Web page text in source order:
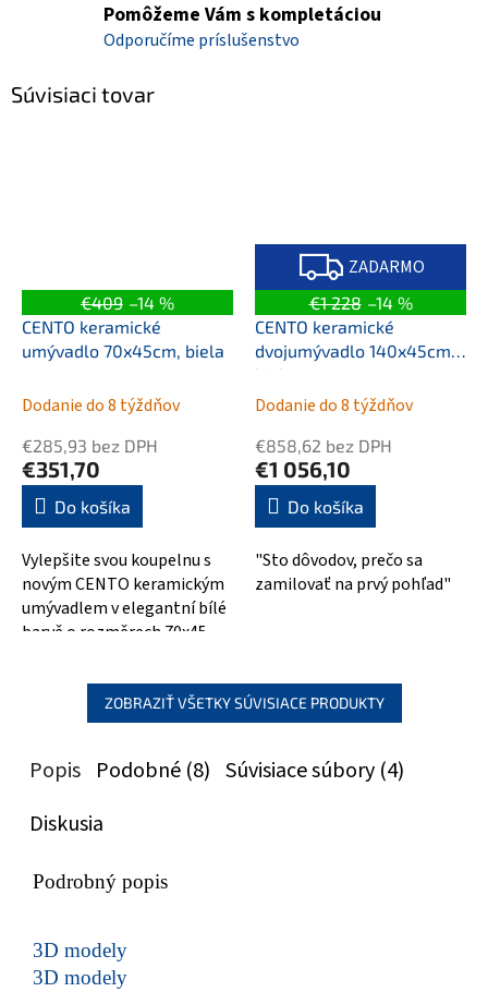
Pomôžeme Vám s kompletáciou
Odporučíme príslušenstvo
Súvisiaci tovar
€409 –14 %
CENTO keramické
umývadlo 70x45cm, biela
Dodanie do 8 týždňov
€285,93 bez DPH
€351,70
Do košíka
Vylepšite svou koupelnu s
novým CENTO keramickým
umývadlem v elegantní bílé
barvě o rozměrech 70x45
Z
A
D
A
R
M
O
ZADARMO
€1 228 –14 %
CENTO keramické
dvojumývadlo 140x45cm,
biela
Dodanie do 8 týždňov
€858,62 bez DPH
€1 056,10
Do košíka
"Sto dôvodov, prečo sa
zamilovať na prvý pohľad"
ZOBRAZIŤ VŠETKY SÚVISIACE PRODUKTY
Popis Podobné (8) Súvisiace súbory (4)
Diskusia
Podrobný popis
3D modely
3D modely